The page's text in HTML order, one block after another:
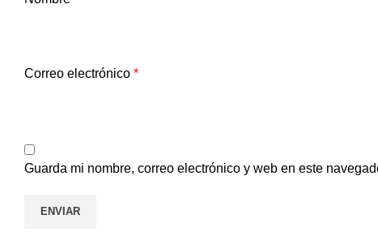
Correo electrónico *
Guarda mi nombre, correo electrónico y web en este